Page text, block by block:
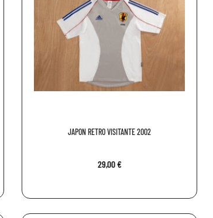
JAPON RETRO VISITANTE 2002
29,00 €